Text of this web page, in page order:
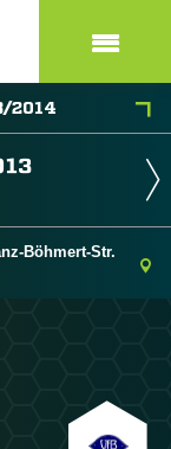
2014
Böhmert-Str.